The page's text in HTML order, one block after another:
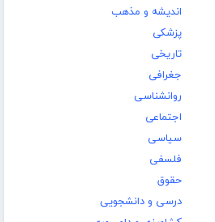
اندیشه و مذهب
پزشکی
تاریخی
جغرافی
روانشناسی
اجتماعی
سیاسی
فلسفی
حقوق
درسی و دانشجویی